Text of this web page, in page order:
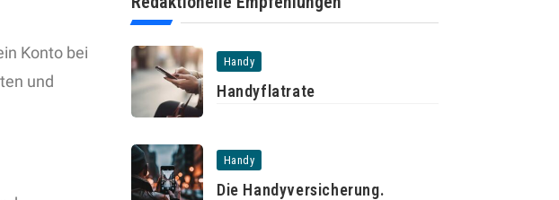
Konto bei
und
Handy
Handyflatrate
Handy
Die Handyversicherung.